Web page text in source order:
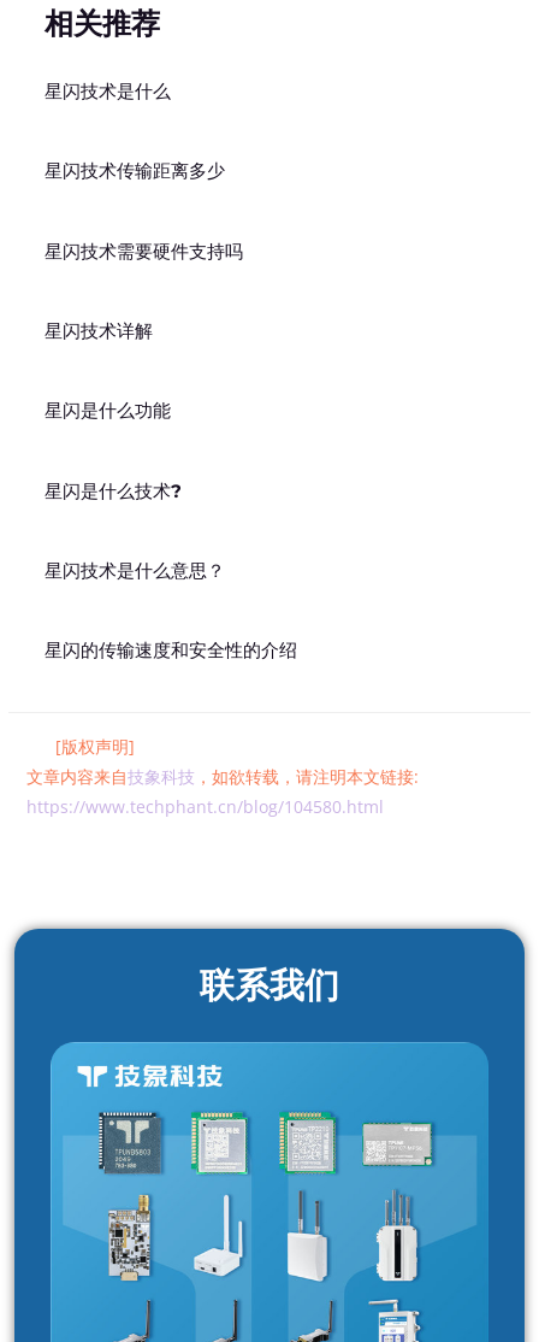
相关推荐
星闪技术是什么
星闪技术传输距离多少
星闪技术需要硬件支持吗
星闪技术详解
星闪是什么功能
星闪是什么技术?
星闪技术是什么意思？
星闪的传输速度和安全性的介绍
[版权声明]
文章内容来自技象科技 ，如欲转载，请注明本文链接:
https://www.techphant.cn/blog/104580.html
联系我们